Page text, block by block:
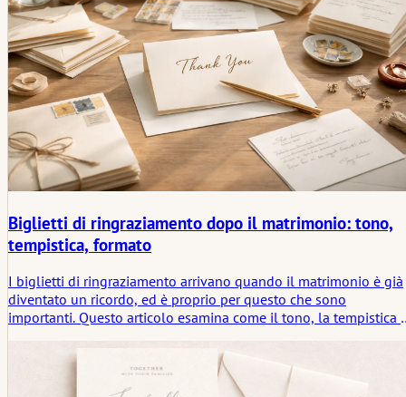
Biglietti di ringraziamento dopo il matrimonio: tono,
tempistica, formato
I biglietti di ringraziamento arrivano quando il matrimonio è già
diventato un ricordo, ed è proprio per questo che sono
importanti. Questo articolo esamina come il tono, la tempistica
ben ponderato spesso dica più di uno più lungo e ricercato.